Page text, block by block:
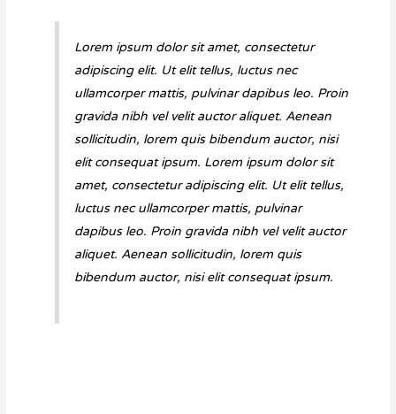
Lorem ipsum dolor sit amet, consectetur
adipiscing elit. Ut elit tellus, luctus nec
ullamcorper mattis, pulvinar dapibus leo. Proin
gravida nibh vel velit auctor aliquet. Aenean
sollicitudin, lorem quis bibendum auctor, nisi
elit consequat ipsum. Lorem ipsum dolor sit
amet, consectetur adipiscing elit. Ut elit tellus,
luctus nec ullamcorper mattis, pulvinar
dapibus leo. Proin gravida nibh vel velit auctor
aliquet. Aenean sollicitudin, lorem quis
bibendum auctor, nisi elit consequat ipsum.